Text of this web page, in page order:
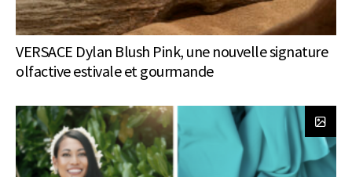
VERSACE Dylan Blush Pink, une nouvelle signature
olfactive estivale et gourmande